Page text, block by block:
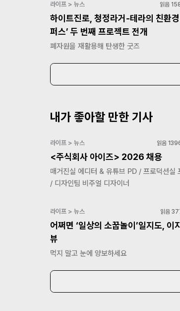
라이프 > 뉴스 읽음
하이트진로, 청정라거-테라의 친환경
퍼스’ 두 번째 프로젝트 전개
폐자원을 재활용해 탄생한 굿즈
내가 좋아할 만한 기사
라이프 > 뉴스 읽음
<주식회사 아이즈> 2026 채용
매거진실 에디터 & 유튜브 PD / 프로덕션실
/ 디자인팀 비주얼 디자이너
라이프 > 뉴스 읽음
어쩌면 ‘일상의 소꿉놀이’일지도, 이
뷰
먹지 말고 눈에 양보하세요